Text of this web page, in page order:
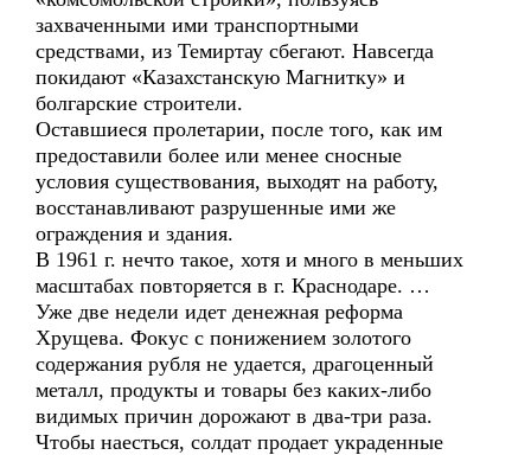
захваченными ими транспортными
средствами, из Темиртау сбегают. Навсегда
покидают «Казахстанскую Магнитку» и
болгарские строители.
Оставшиеся пролетарии, после того, как им
предоставили более или менее сносные
условия существования, выходят на работу,
восстанавливают разрушенные ими же
ограждения и здания.
В 1961 г. нечто такое, хотя и много в меньших
масштабах повторяется в г. Краснодаре. …
Уже две недели идет денежная реформа
Хрущева. Фокус с понижением золотого
содержания рубля не удается, драгоценный
металл, продукты и товары без каких-либо
видимых причин дорожают в два-три раза.
Чтобы наесться, солдат продает украденные